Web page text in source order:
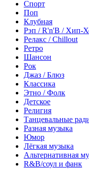
Спорт
Поп
Клубная
Рэп / R'n'B / Хип-
Релакс / Chillout
Ретро
Шансон
Рок
Джаз / Блюз
Классика
Этно / Фолк
Детское
Религия
Танцевальные
Разная музыка
Юмор
Лёгкая музыка
Альтернативная
R&B/cоул и фанк